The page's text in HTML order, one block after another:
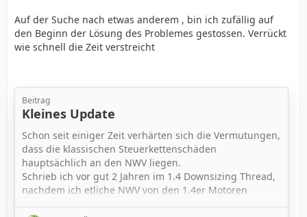
Auf der Suche nach etwas anderem , bin ich zufällig auf
den Beginn der Lösung des Problemes gestossen. Verrückt
wie schnell die Zeit verstreicht
Beitrag
Kleines Update
Schon seit einiger Zeit verhärten sich die Vermutungen,
dass die klassischen Steuerkettenschäden
hauptsächlich an den NWV liegen.
Schrieb ich vor gut 2 Jahren im 1.4 Downsizing Thread,
nachdem ich etliche NWV von den 1.4er Motoren
öffnete. Man sah Spuren am Gehäuse wo der innere